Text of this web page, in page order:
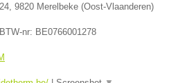
9820 Merelbeke (Oost-Vlaanderen)
BTW-nr: BE0766001278